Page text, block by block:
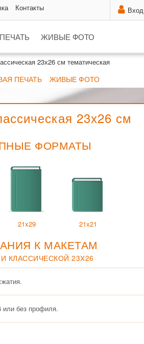
Вход
Контакты
ЖИВЫЕ ФОТО
23х26 см тематическая
ПЕЧАТЬ ЖИВЫЕ ФОТО
23х26 см
ФОРМАТЫ
21x29 21x21
К МАКЕТАМ
КЛАССИЧЕСКОЙ 23X26
без профиля.